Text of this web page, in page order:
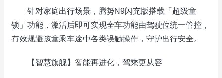
针对家庭出行场景，腾势N9闪充版搭载「超级童
锁」功能，激活后即可实现全车功能由驾驶位统一管控，
有效规避孩童乘车途中各类误触操作，守护出行安全。
【智慧旗舰】智能再进化，驾乘更从容